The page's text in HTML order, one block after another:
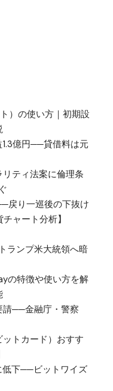
）の使い方｜初期設
億円──貸借料は元
リティ法案に倫理条
戻り一巡後の下抜け
ャート分析】
ランプ米大統領へ暗
の特徴や使い方を解
請──金融庁・警察
トカード）おすす
低下──ビットワイズ